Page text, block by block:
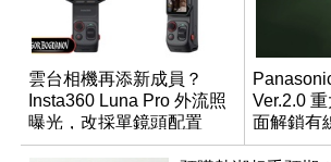
雲台相機再添新成員？
Insta360 Luna Pro 外流照
曝光，改採單鏡頭配置
Ver.2.0
面解鎖有
調編輯